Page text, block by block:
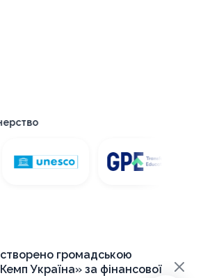
громадською
Україна» за фінансової
×